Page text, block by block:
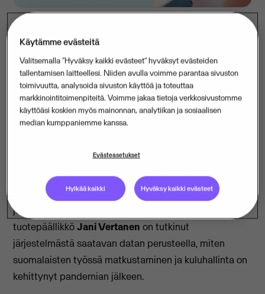
työn tekemisen tavat. Erityisesti liikematkustus koki
merkittävän notkahduksen, kun yrityksissä siirryttiin
etätyöhön. Vaikka yritykset ovat omaksuneet
hybridityöskentelyn tavat, tarve kasvokkain
M2 kulu- ja matkalaskujärjestelmän piiriin kuuluu yli
miljoona loppukäyttäjää sekä kuukausittain 130 000
uniikkia käyttäjää. Järjestelmän piirissä onkin jo lähes
joka kolmas työikäinen suomalainen. M2:n
tuotepäällikköJani Vertanen on tutkinut
järjestelmästä saatavan datan perusteella, miten
suomalaisten työssä matkustaminen ja kuluhallinta on
kehittynyt pandemian jälkeen.
Käytämme evästeitä
Valitsemalla “Hyväksy kaikki evästeet” hyväksyt evästeiden
tallentamisen laitteellesi. Niiden avulla voimme parantaa sivuston
toimivuutta, analysoida sivuston käyttöä ja toteuttaa
markkinointitoimenpiteitä. Voimme jakaa tietoja verkkosivustomme
käyttöäsi koskien myös mainonnan, analytiikan ja sosiaalisen
median kumppaniemme kanssa.
Evästeasetukset
Hylkää kaikki Hyväksy kaikki evästeet